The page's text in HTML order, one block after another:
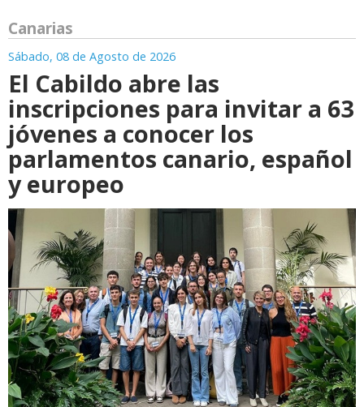
Canarias
Sábado, 08 de Agosto de 2026
El Cabildo abre las
inscripciones para invitar a 63
jóvenes a conocer los
parlamentos canario, español
y europeo